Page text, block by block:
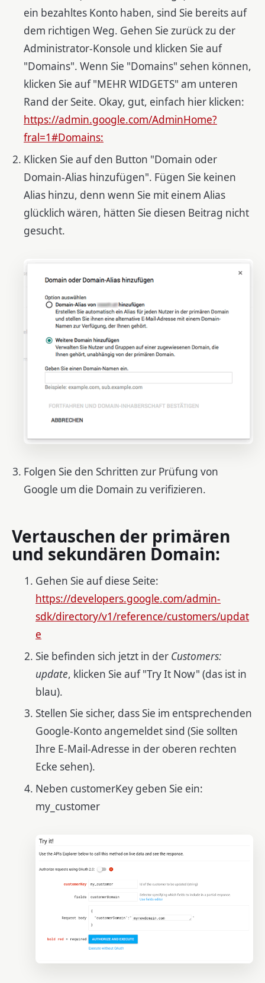
ein bezahltes Konto haben, sind Sie bereits auf
dem richtigen Weg. Gehen Sie zurück zu der
Administrator-Konsole und klicken Sie auf
"Domains". Wenn Sie "Domains" sehen können,
klicken Sie auf "MEHR WIDGETS" am unteren
Rand der Seite. Okay, gut, einfach hier klicken:
https://admin.google.com/AdminHome?
fral=1#Domains:
Klicken Sie auf den Button "Domain oder
Domain-Alias hinzufügen". Fügen Sie keinen
Alias hinzu, denn wenn Sie mit einem Alias
glücklich wären, hätten Sie diesen Beitrag nicht
gesucht.
Folgen Sie den Schritten zur Prüfung von
Google um die Domain zu verifizieren.
Vertauschen der primären
und sekundären Domain:
Gehen Sie auf diese Seite:
https://developers.google.com/admin-
sdk/directory/v1/reference/customers/updat
e
Sie befinden sich jetzt in der Customers:
update, klicken Sie auf "Try It Now" (das ist in
blau).
Stellen Sie sicher, dass Sie im entsprechenden
Google-Konto angemeldet sind (Sie sollten
Ihre E-Mail-Adresse in der oberen rechten
Ecke sehen).
Neben customerKey geben Sie ein:
my_customer